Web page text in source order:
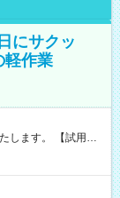
にサクッ
軽作業
【試用期